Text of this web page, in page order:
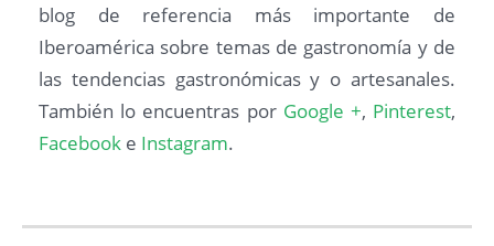
blog de referencia más importante de
Iberoamérica sobre temas de gastronomía y de
las tendencias gastronómicas y o artesanales.
También lo encuentras por Google +, Pinterest,
Facebook e Instagram.